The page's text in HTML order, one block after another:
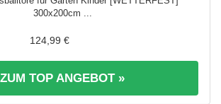
300x200cm ...
124,99 €
ZUM TOP ANGEBOT »